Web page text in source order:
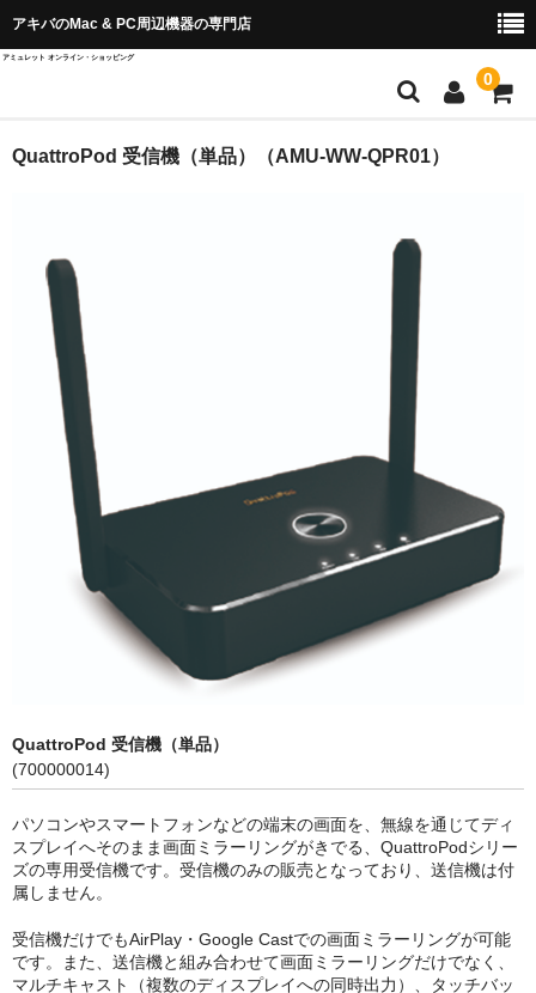
アキバのMac & PC周辺機器の専門店
アミュレット オンライン・ショッピング
0
店舗TOP
Wise Advanced
SPARKLE
QuattroPod
Cast Go
EZCast ProAV
Compact Mate2
Archgon
PowerColor
RebDrive／FireRack
Shaffner
1URack2Mini
用途別から探す
QuattroPod 受信機（単品）（AMU-WW-QPR01）
QuattroPod 受信機（単品）
(700000014)
パソコンやスマートフォンなどの端末の画面を、無線を通じてディ
スプレイへそのまま画面ミラーリングがきでる、QuattroPodシリー
ズの専用受信機です。受信機のみの販売となっており、送信機は付
属しません。
受信機だけでもAirPlay・Google Castでの画面ミラーリングが可能
です。また、送信機と組み合わせて画面ミラーリングだけでなく、
マルチキャスト（複数のディスプレイへの同時出力）、タッチバッ